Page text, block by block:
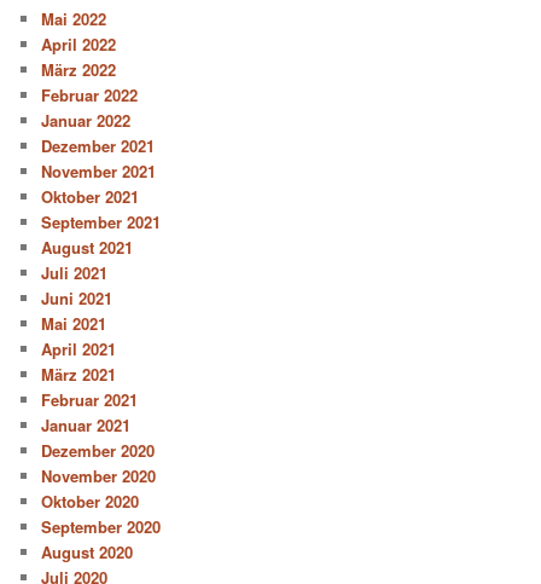
Mai 2022
April 2022
März 2022
Februar 2022
Januar 2022
Dezember 2021
November 2021
Oktober 2021
September 2021
August 2021
Juli 2021
Juni 2021
Mai 2021
April 2021
März 2021
Februar 2021
Januar 2021
Dezember 2020
November 2020
Oktober 2020
September 2020
August 2020
Juli 2020